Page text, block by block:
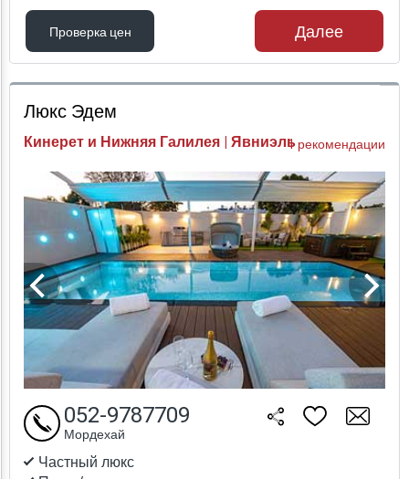
Проверка цен
Проверка цен
Далее
Люкс Эдем
Кинерет и Нижняя Галилея | Явниэль1 рекомендации
Частный люкс
052-9787709
Мордехай